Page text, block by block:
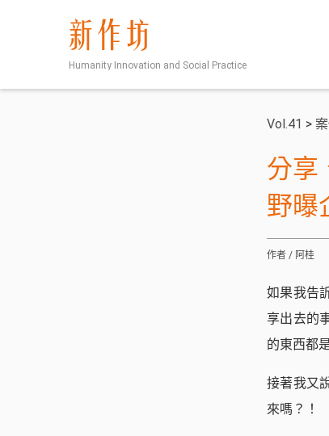
Humanity Innovation and Social Practice
Vol.41 >
分享
野曝
作者 / 阿桂
如果我告
享出去的
的東西都
接著我又
來嗎？！